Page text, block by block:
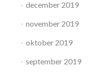
december 2019
november 2019
oktober 2019
september 2019